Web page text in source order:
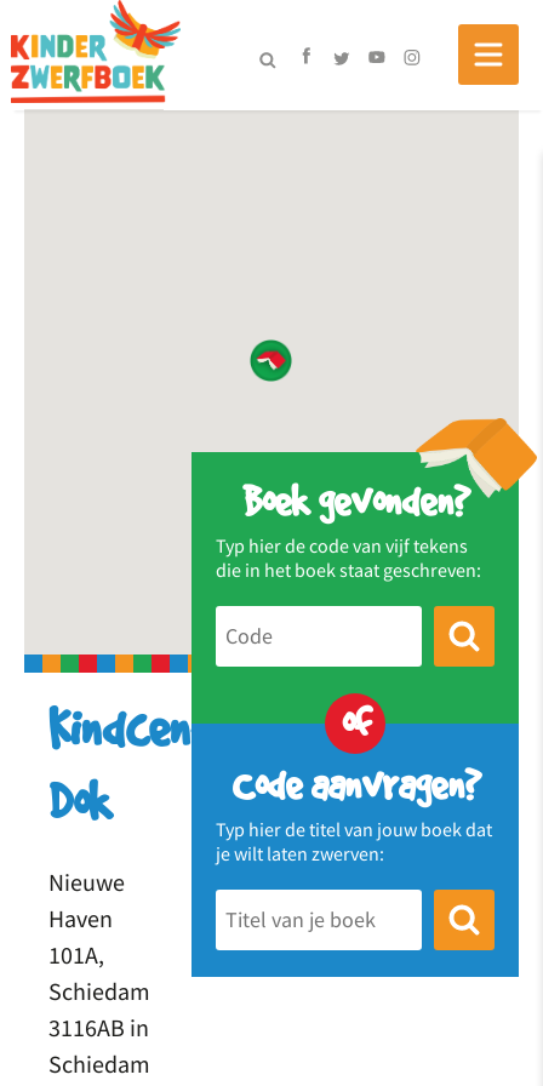
Boek gevonden?
Typ hier de code van vijf tekens
die in het boek staat geschreven:
of
Code aanvragen?
Typ hier de titel van jouw boek dat
je wilt laten zwerven:
Kindcentrum
Dok
Nieuwe
Haven
101A,
Schiedam
3116AB in
Schiedam